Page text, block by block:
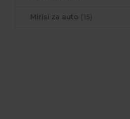
Mirisi za auto